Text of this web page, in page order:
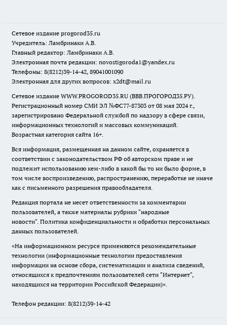
Сетевое издание progorod35.ru
Учредитель: Ламбринаки А.В.
Главный редактор: Ламбринаки А.В.
Электронная почта редакции: novostigoroda1@yandex.ru
Телефоны: 8(8212)39-14-42, 89041001090
Электронная для других вопросов: x2dt@mail.ru
Сетевое издание WWW.PROGOROD35.RU (ВВВ.ПРОГОРОД35.РУ).
Регистрационный номер СМИ ЭЛ №ФС77-87303 от 08 мая 2024 г.,
зарегистрировано Федеральной службой по надзору в сфере связи,
информационных технологий и массовых коммуникаций.
Возрастная категория сайта 16+.
Вся информация, размещенная на данном сайте, охраняется в
соответствии с законодательством РФ об авторском праве и не
подлежит использованию кем-либо в какой бы то ни было форме, в
том числе воспроизведению, распространению, переработке не иначе
как с письменного разрешения правообладателя.
Редакция портала не несет ответственности за комментарии
пользователей, а также материалы рубрики "народные
новости". Политика конфиденциальности и обработки персональных
данных пользователей.
«На информационном ресурсе применяются рекомендательные
технологии (информационные технологии предоставления
информации на основе сбора, систематизации и анализа сведений,
относящихся к предпочтениям пользователей сети "Интернет",
находящихся на территории Российской Федерации)».
Телефон редакции: 8(8212)39-14-42